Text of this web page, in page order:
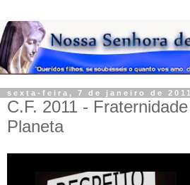
sexta-feira, 7 de janeiro de 2011
C.F. 2011 -
Planeta